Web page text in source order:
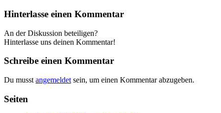
Hinterlasse einen Kommentar
An der Diskussion beteiligen?
Hinterlasse uns deinen Kommentar!
Schreibe einen Kommentar
Du musst angemeldet sein, um einen Kommentar abzugeben.
Seiten